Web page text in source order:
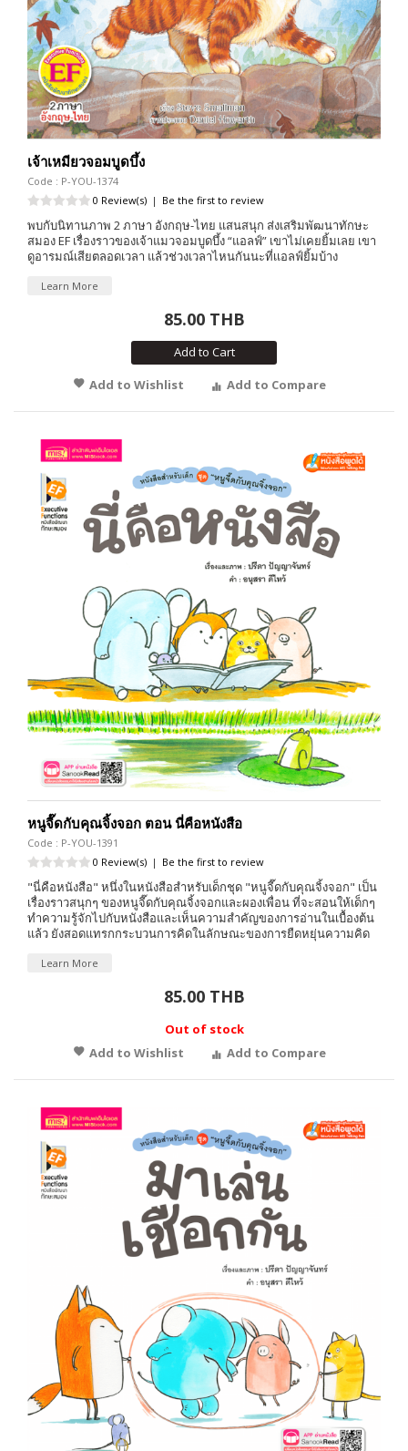
เจ้าเหมียวจอมบูดบึ้ง
Code : P-YOU-1374
0 Review(s) | Be the first to review
พบกับนิทานภาพ 2 ภาษา อังกฤษ-ไทย แสนสนุก ส่งเสริมพัฒนาทักษะ
สมอง EF เรื่องราวของเจ้าแมวจอมบูดบึ้ง “แอลฟ์” เขาไม่เคยยิ้มเลย เขา
ดูอารมณ์เสียตลอดเวลา แล้วช่วงเวลาไหนกันนะที่เเอลฟ์ยิ้มบ้าง
Learn More
85.00 THB
Add to Cart
Add to Wishlist
Add to Compare
หนูจี๊ดกับคุณจิ้งจอก ตอน นี่คือหนังสือ
Code : P-YOU-1391
0 Review(s) | Be the first to review
"นี่คือหนังสือ" หนึ่งในหนังสือสำหรับเด็กชุด "หนูจี๊ดกับคุณจิ้งจอก" เป็น
เรื่องราวสนุกๆ ของหนูจี๊ดกับคุณจิ้งจอกและผองเพื่อน ที่จะสอนให้เด็กๆ
ทำความรู้จักไปกับหนังสือและเห็นความสำคัญของการอ่านในเบื้องต้น
แล้ว ยังสอดแทรกกระบวนการคิดในลักษณะของการยืดหยุ่นความคิด
Learn More
85.00 THB
Out of stock
Add to Wishlist
Add to Compare